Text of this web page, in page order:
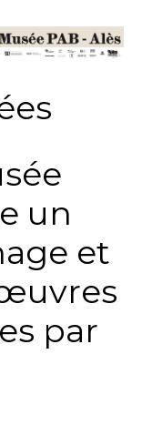
un
et
par